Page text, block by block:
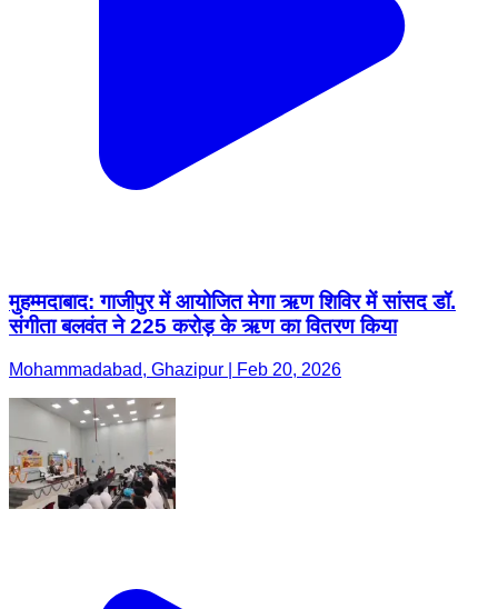
मुहम्मदाबाद: गाजीपुर में आयोजित मेगा ऋण शिविर में सांसद डॉ.
संगीता बलवंत ने 225 करोड़ के ऋण का वितरण किया
Mohammadabad, Ghazipur | Feb 20, 2026